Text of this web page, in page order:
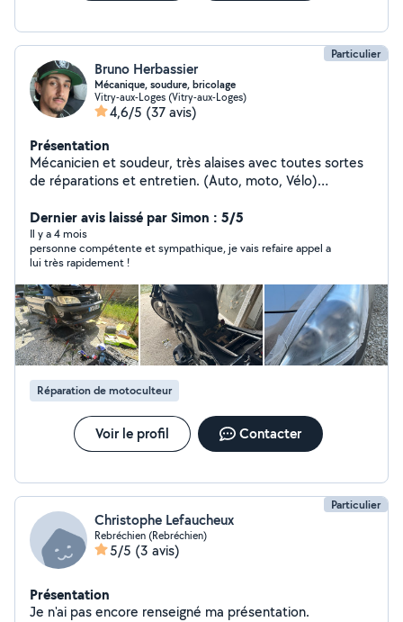
Particulier
Bruno Herbassier
Mécanique, soudure, bricolage
Vitry-aux-Loges (Vitry-aux-Loges)
4,6/5 (37 avis)
Présentation
Mécanicien et soudeur, très alaises avec toutes sortes
de réparations et entretien. (Auto, moto, Vélo)
fait aussi la tuyauterie/plomberie et petite branchement
électrique Je suis une personne autodidacte qui aime
ce qu'il fait et qui fait attention au moindre détails
Dernier avis laissé par Simon : 5/5
Il y a 4 mois
personne compétente et sympathique, je vais refaire appel a
lui très rapidement !
Réparation de motoculteur
Voir le profil Contacter
Particulier
Christophe Lefaucheux
Rebréchien (Rebréchien)
5/5 (3 avis)
Présentation
Je n'ai pas encore renseigné ma présentation.